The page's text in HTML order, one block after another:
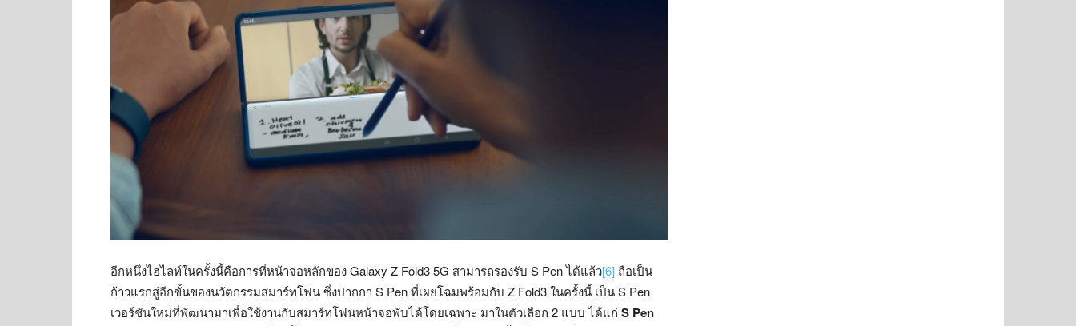
อีกหนึ่งไฮไลท์ในครั้งนี้คือการที่หน้าจอหลักของ Galaxy Z Fold3 5G สามารถรองรับ S Pen ได้แล้ว[6] ถือเป็น
ก้าวแรกสู่อีกขั้นของนวัตกรรมสมาร์ทโฟน ซึ่งปากกา S Pen ที่เผยโฉมพร้อมกับ Z Fold3 ในครั้งนี้ เป็น S Pen
เวอร์ชันใหม่ที่พัฒนามาเพื่อใช้งานกับสมาร์ทโฟนหน้าจอพับได้โดยเฉพาะ มาในตัวเลือก 2 แบบ ได้แก่ S Pen